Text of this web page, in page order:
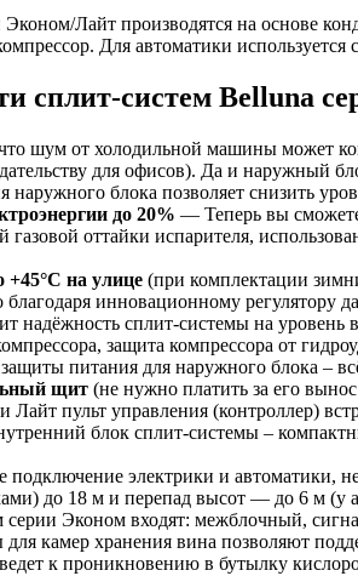
Лайт производятся на основе
Для автоматики используется
сплит-систем Belluna
шум от холодильной машины может
для офисов). Да и наружный
блока позволяет снизить
до 20% — Теперь вы
газовой оттайки испарителя,
+45°С на улице (при комплектации
инновационному регулятору
надёжность сплит-системы на
защита компрессора от
питания для наружного блока –
щит (не нужно платить за его
пульт управления (контроллер)
блок сплит-системы –
электрики и автоматики,
до 18 м и перепад высот — до 6 м (у
серии Эконом входят: межблочный,
камер хранения вина позволяют
к проникновению в бутылку